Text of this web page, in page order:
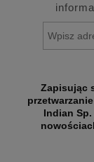
Zapisując
przetwarzanie
Indian Sp. z o.o. w celu